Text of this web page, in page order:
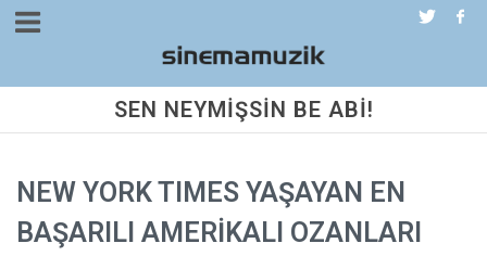
SEN NEYMİŞSİN BE ABİ!
NEW YORK TIMES YAŞAYAN EN
BAŞARILI AMERİKALI OZANLARI